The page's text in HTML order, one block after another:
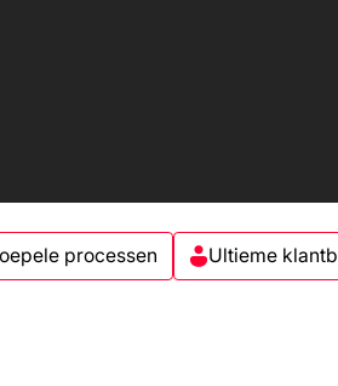
processen Ultieme